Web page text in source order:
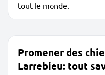
tout le monde.
Promener des
Larrebieu: tout